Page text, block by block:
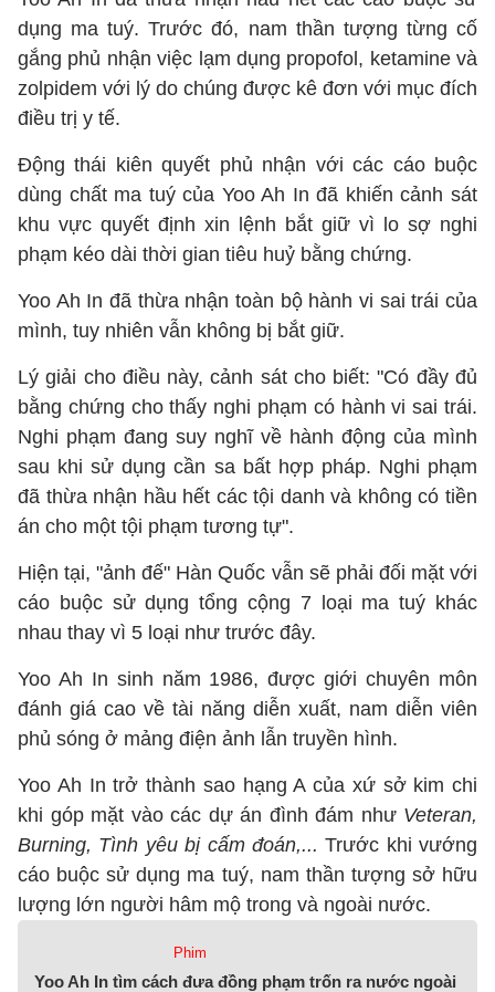
dụng ma tuý. Trước đó, nam thần tượng từng cố
gắng phủ nhận việc lạm dụng propofol, ketamine và
zolpidem với lý do chúng được kê đơn với mục đích
điều trị y tế.
Động thái kiên quyết phủ nhận với các cáo buộc
dùng chất ma tuý của Yoo Ah In đã khiến cảnh sát
khu vực quyết định xin lệnh bắt giữ vì lo sợ nghi
phạm kéo dài thời gian tiêu huỷ bằng chứng.
Yoo Ah In đã thừa nhận toàn bộ hành vi sai trái của
mình, tuy nhiên vẫn không bị bắt giữ.
Lý giải cho điều này, cảnh sát cho biết: "Có đầy đủ
bằng chứng cho thấy nghi phạm có hành vi sai trái.
Nghi phạm đang suy nghĩ về hành động của mình
sau khi sử dụng cần sa bất hợp pháp. Nghi phạm
đã thừa nhận hầu hết các tội danh và không có tiền
án cho một tội phạm tương tự".
Hiện tại, "ảnh đế" Hàn Quốc vẫn sẽ phải đối mặt với
cáo buộc sử dụng tổng cộng 7 loại ma tuý khác
nhau thay vì 5 loại như trước đây.
Yoo Ah In sinh năm 1986, được giới chuyên môn
đánh giá cao về tài năng diễn xuất, nam diễn viên
phủ sóng ở mảng điện ảnh lẫn truyền hình.
Yoo Ah In trở thành sao hạng A của xứ sở kim chi
khi góp mặt vào các dự án đình đám như Veteran,
Burning, Tình yêu bị cấm đoán,...Trước khi vướng
cáo buộc sử dụng ma tuý, nam thần tượng sở hữu
lượng lớn người hâm mộ trong và ngoài nước.
Phim
Yoo Ah In tìm cách đưa đồng phạm trốn ra nước ngoài